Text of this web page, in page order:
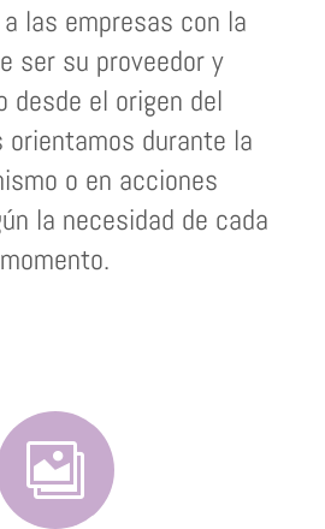
las empresas con la
ser su proveedor y
desde el origen del
orientamos durante la
o en acciones
la necesidad de cada
momento.
